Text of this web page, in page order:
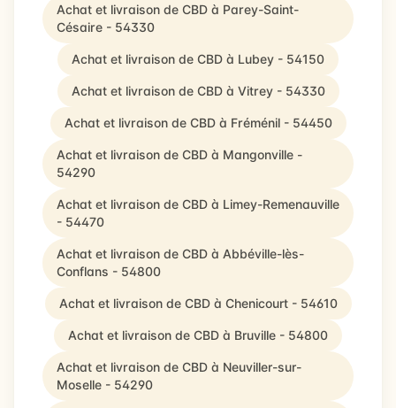
Achat et livraison de CBD à Parey-Saint-
Césaire - 54330
Achat et livraison de CBD à Lubey - 54150
Achat et livraison de CBD à Vitrey - 54330
Achat et livraison de CBD à Fréménil - 54450
Achat et livraison de CBD à Mangonville -
54290
Achat et livraison de CBD à Limey-Remenauville
- 54470
Achat et livraison de CBD à Abbéville-lès-
Conflans - 54800
Achat et livraison de CBD à Chenicourt - 54610
Achat et livraison de CBD à Bruville - 54800
Achat et livraison de CBD à Neuviller-sur-
Moselle - 54290